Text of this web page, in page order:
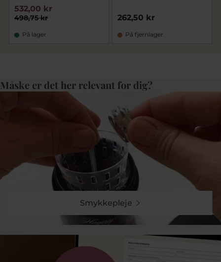
498,75 kr
532,00 kr
På lager
262,50 kr
På fjernlager
Måske er det her relevant for dig?
Smykkepleje